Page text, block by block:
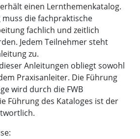
einen Lernthemenkatalog.
muss die fachpraktische
fachlich und zeitlich
Jedem Teilnehmer steht
zu.
Anleitungen obliegt sowohl
Praxisanleiter. Die Führung
wird durch die FWB
Führung des Kataloges ist der